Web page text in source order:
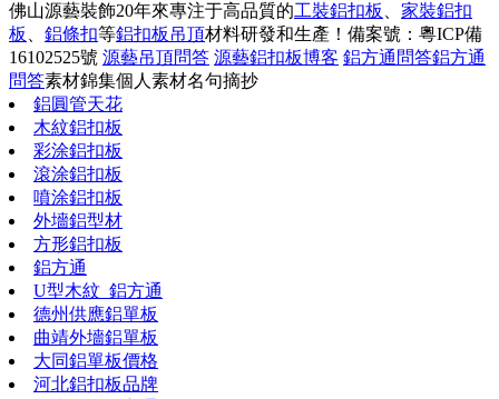
佛山源藝裝飾20年來專注于高品質的工裝鋁扣板 、 家裝鋁扣
板 、 鋁條扣等鋁扣板吊頂材料研發和生產！ 備案號：粵ICP備
16102525號 源藝吊頂問答 源藝鋁扣板博客 鋁方通問答鋁方通
問答素材錦集個人素材名句摘抄
鋁圓管天花
木紋鋁扣板
彩涂鋁扣板
滾涂鋁扣板
噴涂鋁扣板
外墻鋁型材
方形鋁扣板
鋁方通
U型木紋_鋁方通
德州供應鋁單板
曲靖外墻鋁單板
大同鋁單板價格
河北鋁扣板品牌